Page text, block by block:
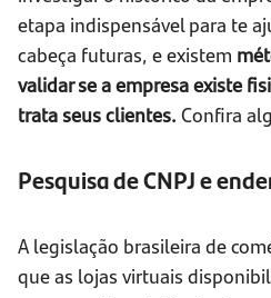
etapa indispensável para te
cabeça futuras, e existem
validar se a empresa existe
trata seus clientes. Confira
Pesquisa de CNPJ e
A legislação brasileira de
que as lojas virtuais